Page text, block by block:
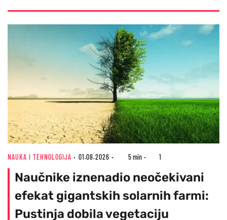
NAUKA I TEHNOLOGIJA 01.08.2026 5 min 1
Naučnike iznenadio neočekivani
efekat gigantskih solarnih farmi:
Pustinja dobila vegetaciju